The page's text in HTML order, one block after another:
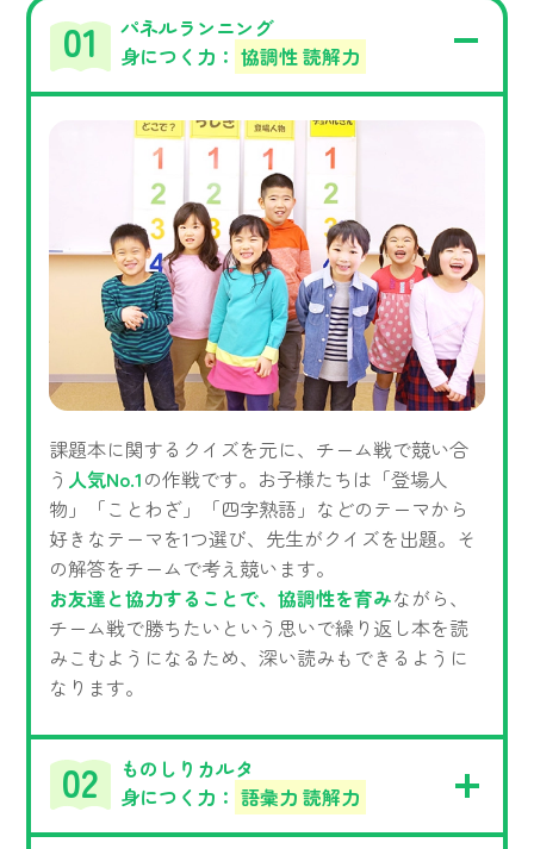
パネルランニング
身につく力： 協調性 読解力
課題本に関するクイズを元に、チーム戦で競い合
う 人気No.1の作戦です。お子様たちは「登場人
物」「ことわざ」「四字熟語」などのテーマから
好きなテーマを1つ選び、先生がクイズを出題。そ
の解答をチームで考え競います。
お友達と協力することで、協調性を育みながら、
チーム戦で勝ちたいという思いで繰り返し本を読
みこむようになるため、深い読みもできるように
なります。
ものしりカルタ
身につく力： 語彙力 読解力